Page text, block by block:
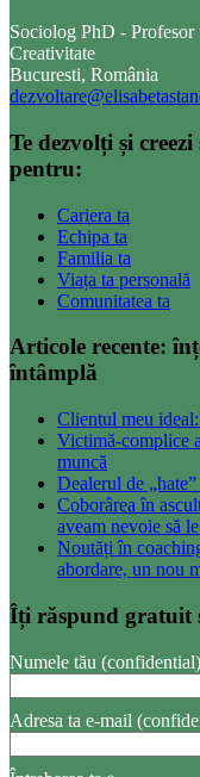
Sociolog PhD -
Creativitate
Bucuresti, România
Te dezvolți și
pentru:
Cariera ta
Echipa ta
Familia ta
Viața ta personală
Comunitatea ta
Articole recente:
întâmplă
Clientul meu
Victimă-complice
muncă
Dealerul de
Coborârea în
aveam nevoie să
Noutăți în
abordare, un nou
Îți răspund gratuit
Numele tău (confidential)
Adresa ta e-mail